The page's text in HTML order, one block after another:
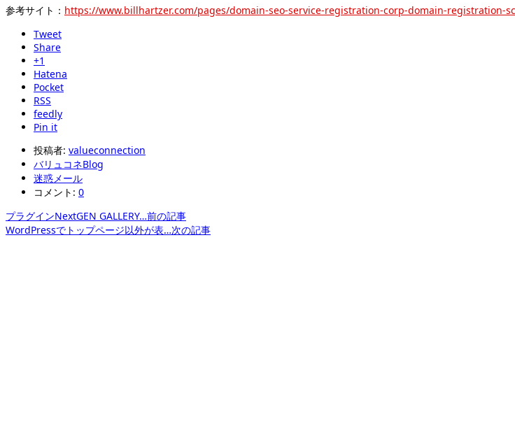
参考サイト： https://www.billhartzer.com/pages/domain-seo-service-registration-corp-domain-registration-
Tweet
Share
+1
Hatena
Pocket
RSS
feedly
Pin it
投稿者: valueconnection
バリュコネBlog
迷惑メール
コメント: 0
プラグインNextGEN GALLERY…前の記事
WordPressでトップページ以外が表…次の記事